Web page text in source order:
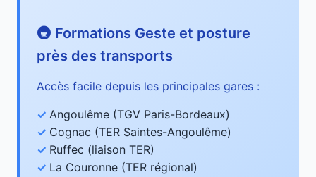
🚇 Formations Geste et posture
près des transports
Accès facile depuis les principales gares :
Angoulême (TGV Paris-Bordeaux)
Cognac (TER Saintes-Angoulême)
Ruffec (liaison TER)
La Couronne (TER régional)